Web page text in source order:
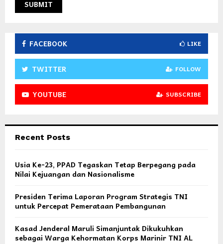
FACEBOOK LIKE
TWITTER FOLLOW
YOUTUBE SUBSCRIBE
Recent Posts
Usia Ke-23, PPAD Tegaskan Tetap Berpegang pada
Nilai Kejuangan dan Nasionalisme
Presiden Terima Laporan Program Strategis TNI
untuk Percepat Pemerataan Pembangunan
Kasad Jenderal Maruli Simanjuntak Dikukuhkan
sebagai Warga Kehormatan Korps Marinir TNI AL